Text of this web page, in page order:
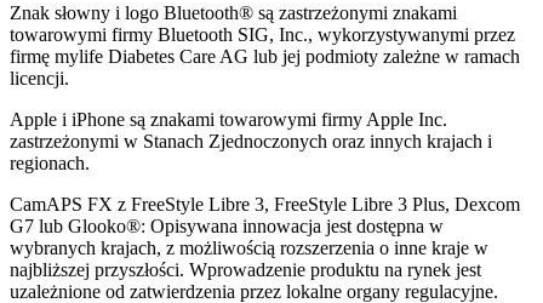
Znak słowny i logo Bluetooth® są zastrzeżonymi znakami
towarowymi firmy Bluetooth SIG, Inc., wykorzystywanymi przez
firmę mylife Diabetes Care AG lub jej podmioty zależne w ramach
licencji.
Apple i iPhone są znakami towarowymi firmy Apple Inc.
zastrzeżonymi w Stanach Zjednoczonych oraz innych krajach i
regionach.
CamAPS FX z FreeStyle Libre 3, FreeStyle Libre 3 Plus, Dexcom
G7 lub Glooko®: Opisywana innowacja jest dostępna w
wybranych krajach, z możliwością rozszerzenia o inne kraje w
najbliższej przyszłości. Wprowadzenie produktu na rynek jest
uzależnione od zatwierdzenia przez lokalne organy regulacyjne.